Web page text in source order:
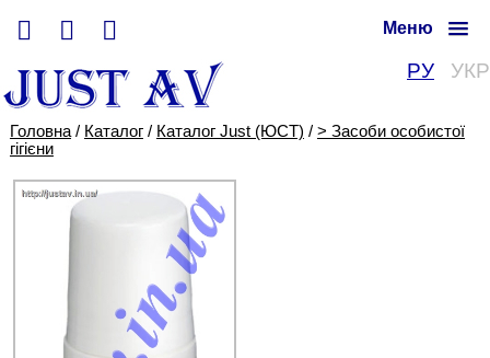
Меню
РУ УКР
Головна/ Каталог/ Каталог Just (ЮСТ) / > Засоби особистої
гігієни